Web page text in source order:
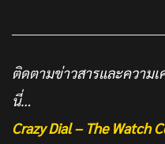
ติดตามข่าวสารและความ
นี่…
Crazy Dial – The Watch